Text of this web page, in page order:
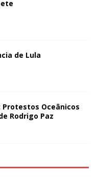
de Lula
Protestos Oceânicos
Rodrigo Paz